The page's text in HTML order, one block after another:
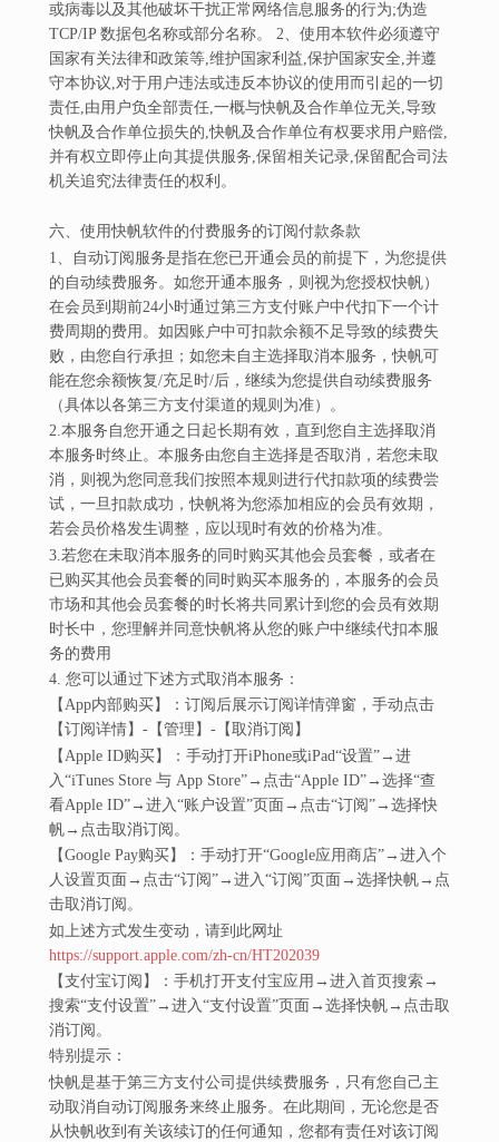
或病毒以及其他破坏干扰正常网络信息服务的行为;伪造
TCP/IP 数据包名称或部分名称。 2、使用本软件必须遵守
国家有关法律和政策等,维护国家利益,保护国家安全,并遵
守本协议,对于用户违法或违反本协议的使用而引起的一切
责任,由用户负全部责任,一概与快帆及合作单位无关,导致
快帆及合作单位损失的,快帆及合作单位有权要求用户赔偿,
并有权立即停止向其提供服务,保留相关记录,保留配合司法
机关追究法律责任的权利。
六、使用快帆软件的付费服务的订阅付款条款
1、自动订阅服务是指在您已开通会员的前提下，为您提供
的自动续费服务。如您开通本服务，则视为您授权快帆）
在会员到期前24小时通过第三方支付账户中代扣下一个计
费周期的费用。如因账户中可扣款余额不足导致的续费失
败，由您自行承担；如您未自主选择取消本服务，快帆可
能在您余额恢复/充足时/后，继续为您提供自动续费服务
（具体以各第三方支付渠道的规则为准）。
2.本服务自您开通之日起长期有效，直到您自主选择取消
本服务时终止。本服务由您自主选择是否取消，若您未取
消，则视为您同意我们按照本规则进行代扣款项的续费尝
试，一旦扣款成功，快帆将为您添加相应的会员有效期，
若会员价格发生调整，应以现时有效的价格为准。
3.若您在未取消本服务的同时购买其他会员套餐，或者在
已购买其他会员套餐的同时购买本服务的，本服务的会员
市场和其他会员套餐的时长将共同累计到您的会员有效期
时长中，您理解并同意快帆将从您的账户中继续代扣本服
务的费用
4. 您可以通过下述方式取消本服务：
【App内部购买】：订阅后展示订阅详情弹窗，手动点击
【订阅详情】-【管理】-【取消订阅】
【Apple ID购买】：手动打开iPhone或iPad“设置”→进
入“iTunes Store 与 App Store”→点击“Apple ID”→选择“查
看Apple ID”→进入“账户设置”页面→点击“订阅”→选择快
帆→点击取消订阅。
【Google Pay购买】：手动打开“Google应用商店”→进入个
人设置页面→点击“订阅”→进入“订阅”页面→选择快帆→点
击取消订阅。
如上述方式发生变动，请到此网址
https://support.apple.com/zh-cn/HT202039
【支付宝订阅】：手机打开支付宝应用→进入首页搜索→
搜索“支付设置”→进入“支付设置”页面→选择快帆→点击取
消订阅。
特别提示：
快帆是基于第三方支付公司提供续费服务，只有您自己主
动取消自动订阅服务来终止服务。在此期间，无论您是否
从快帆收到有关该续订的任何通知，您都有责任对该订阅